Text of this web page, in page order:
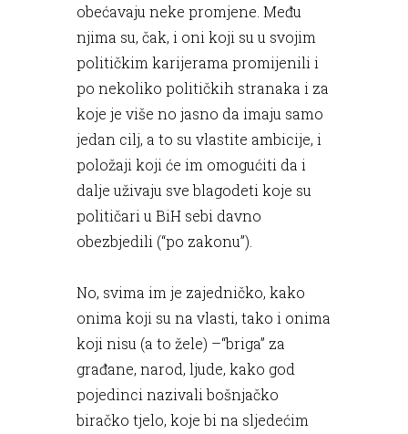
obećavaju neke promjene. Među
njima su, čak, i oni koji su u svojim
političkim karijerama promijenili i
po nekoliko političkih stranaka i za
koje je više no jasno da imaju samo
jedan cilj, a to su vlastite ambicije, i
položaji koji će im omogućiti da i
dalje uživaju sve blagodeti koje su
političari u BiH sebi davno
obezbjedili (“po zakonu”).
No, svima im je zajedničko, kako
onima koji su na vlasti, tako i onima
koji nisu (a to žele) –“briga” za
građane, narod, ljude, kako god
pojedinci nazivali bošnjačko
biračko tjelo, koje bi na sljedećim